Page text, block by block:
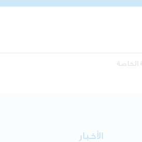
الخاصة
الأخبار